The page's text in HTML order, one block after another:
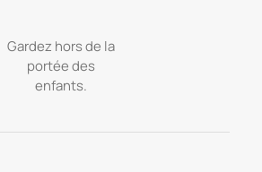
Gardez hors de la
portée des
enfants.